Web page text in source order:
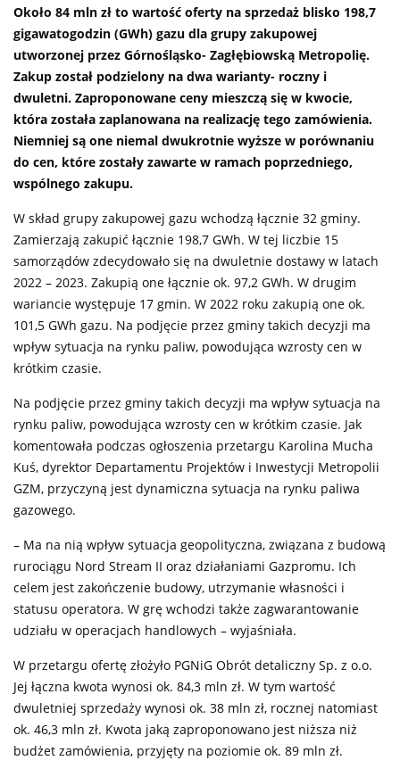
Około 84 mln zł to wartość oferty na sprzedaż blisko 198,7
gigawatogodzin (GWh) gazu dla grupy zakupowej
utworzonej przez Górnośląsko- Zagłębiowską Metropolię.
Zakup został podzielony na dwa warianty- roczny i
dwuletni. Zaproponowane ceny mieszczą się w kwocie,
która została zaplanowana na realizację tego zamówienia.
Niemniej są one niemal dwukrotnie wyższe w porównaniu
do cen, które zostały zawarte w ramach poprzedniego,
wspólnego zakupu.
W skład grupy zakupowej gazu wchodzą łącznie 32 gminy.
Zamierzają zakupić łącznie 198,7 GWh. W tej liczbie 15
samorządów zdecydowało się na dwuletnie dostawy w latach
2022 – 2023. Zakupią one łącznie ok. 97,2 GWh. W drugim
wariancie występuje 17 gmin. W 2022 roku zakupią one ok.
101,5 GWh gazu. Na podjęcie przez gminy takich decyzji ma
wpływ sytuacja na rynku paliw, powodująca wzrosty cen w
krótkim czasie.
Na podjęcie przez gminy takich decyzji ma wpływ sytuacja na
rynku paliw, powodująca wzrosty cen w krótkim czasie. Jak
komentowała podczas ogłoszenia przetargu Karolina Mucha
Kuś, dyrektor Departamentu Projektów i Inwestycji Metropolii
GZM, przyczyną jest dynamiczna sytuacja na rynku paliwa
gazowego.
– Ma na nią wpływ sytuacja geopolityczna, związana z budową
rurociągu Nord Stream II oraz działaniami Gazpromu. Ich
celem jest zakończenie budowy, utrzymanie własności i
statusu operatora. W grę wchodzi także zagwarantowanie
udziału w operacjach handlowych – wyjaśniała.
W przetargu ofertę złożyło PGNiG Obrót detaliczny Sp. z o.o.
Jej łączna kwota wynosi ok. 84,3 mln zł. W tym wartość
dwuletniej sprzedaży wynosi ok. 38 mln zł, rocznej natomiast
ok. 46,3 mln zł. Kwota jaką zaproponowano jest niższa niż
budżet zamówienia, przyjęty na poziomie ok. 89 mln zł.